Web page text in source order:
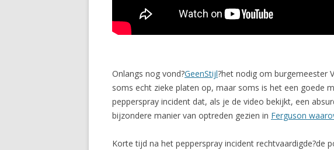
Onlangs nog vond?GeenStijl?het nodig om burgemeester
soms echt zieke platen op, maar soms is het een goede
pepperspray incident dat, als je de video bekijkt, een
bijzondere manier van optreden gezien in Ferguson
Korte tijd na het pepperspray incident rechtvaardigde?de